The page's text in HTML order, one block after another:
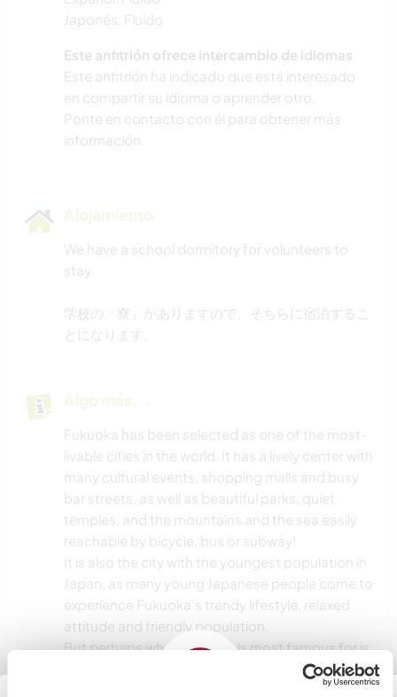
Japonés: Fluido
Este anfitrión ofrece intercambio de idiomas
Este anfitrión ha indicado que está interesado
en compartir su idioma o aprender otro.
Ponte en contacto con él para obtener más
información.
Alojamiento
We have a school dormitory for volunteers to
stay.
学校の「寮」がありますので、そちらに宿泊するこ
とになります。
Algo más...
Fukuoka has been selected as one of the most-
livable cities in the world. It has a lively center with
many cultural events, shopping malls and busy
bar streets, as well as beautiful parks, quiet
temples, and the mountains and the sea easily
reachable by bicycle, bus or subway!
It is also the city with the youngest population in
Japan, as many young Japanese people come to
experience Fukuoka’s trendy lifestyle, relaxed
attitude and friendly population.
But perhaps what Fukuoka is most famous for is
the food: countless small restaurants, cafes,
bars and even food stalls spread throughout the